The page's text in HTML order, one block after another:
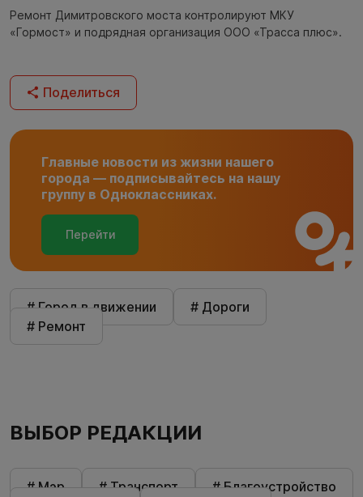
Ремонт Димитровского моста контролируют МКУ
«Гормост» и подрядная организация ООО «Трасса плюс».
Поделиться
Главные новости из жизни нашего
города — подписывайтесь на нашу
группу в Одноклассниках.
Перейти
# Город в движении
# Дороги
# Ремонт
ВЫБОР РЕДАКЦИИ
# Мэр # Транспорт
# Благоустройство